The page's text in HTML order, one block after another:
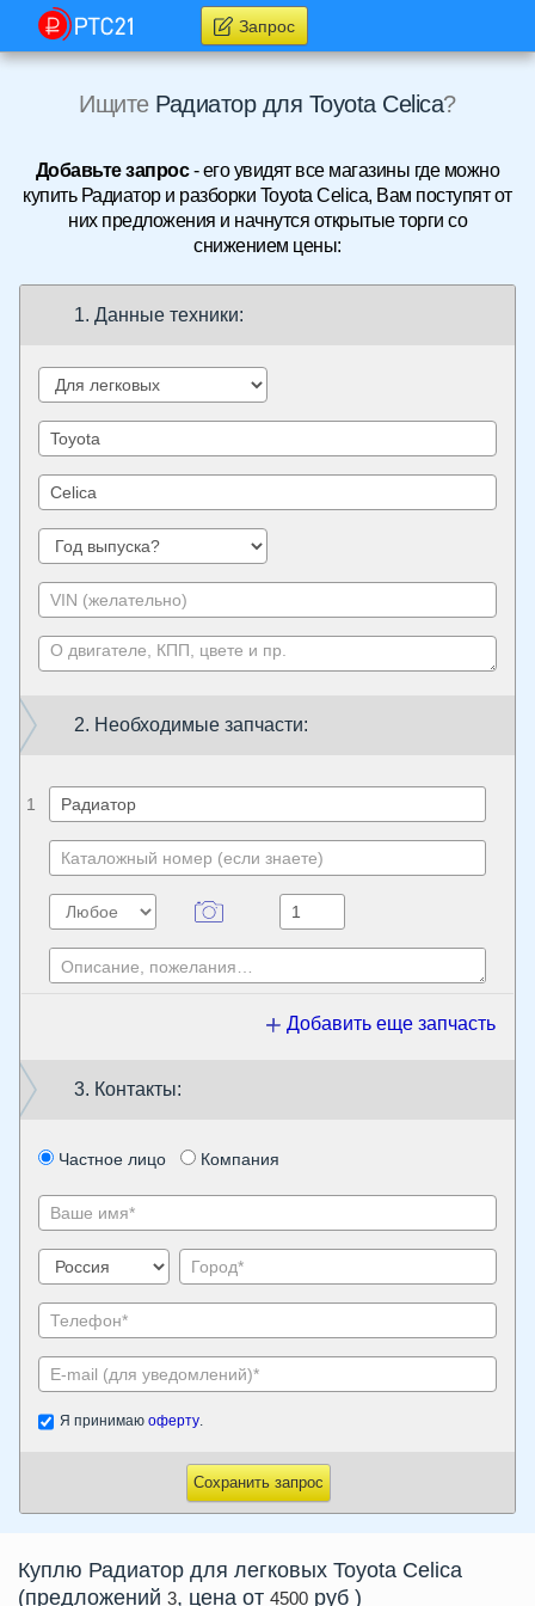
Запрос
Ищите Радиатор для Toyota Celica?
Добавьте запрос- его увидят все магазины где можно
купить Радиатор и разборки Toyota Celica, Вам поступят от
них предложения и начнутся открытые торги со
снижением цены:
1. Данные техники:
2. Необходимые запчасти:
1
Добавить еще запчасть
3. Контакты:
Частное лицо Компания
Я принимаю оферту.
Сохранить запрос
Куплю Радиатор для легковых Toyota Celica
(предложений 3, цена от 4500 руб )